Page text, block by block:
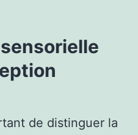
de distinguer la